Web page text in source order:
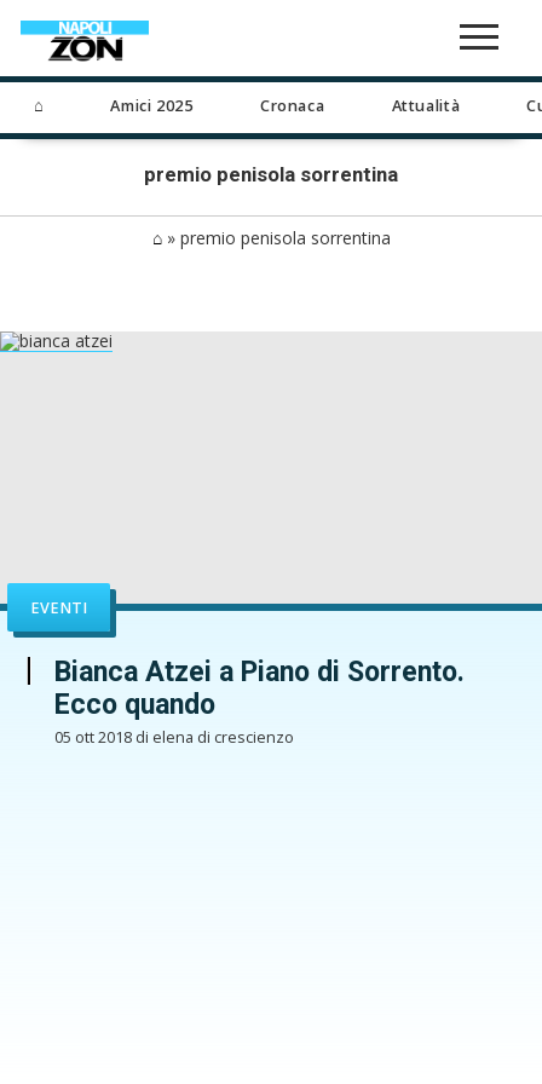
⌂ Amici 2025 Cronaca Attualità
premio penisola sorrentina
⌂» premio penisola sorrentina
EVENTI
Bianca Atzei a Piano di Sorrento.
Ecco quando
05 ott 2018 di elena di crescienzo